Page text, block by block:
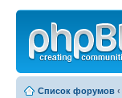
Список форумов ‹